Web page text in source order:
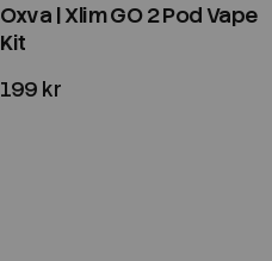
Oxva | Xlim GO 2 Pod Vape
Kit
199 kr